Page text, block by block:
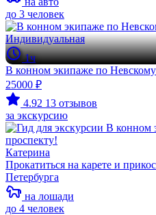
до 3 человек
Индивидуальная
1ч
В конном экипаже по
25000 ₽
4.92 13 отзывов
за экскурсию
Катерина
Прокатиться на карете и
Петербурга
на лошади
до 4 человек